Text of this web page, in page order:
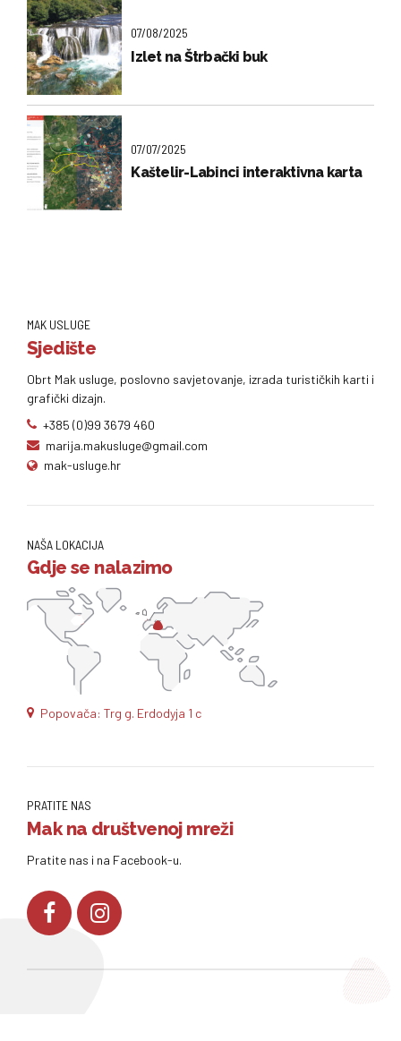
07/08/2025
Izlet na Štrbački buk
07/07/2025
Kaštelir-Labinci interaktivna karta
MAK USLUGE
Sjedište
Obrt Mak usluge, poslovno savjetovanje, izrada turističkih karti i
grafički dizajn.
+385 (0)99 3679 460
marija.makusluge@gmail.com
mak-usluge.hr
NAŠA LOKACIJA
Gdje se nalazimo
Popovača: Trg g. Erdodyja 1 c
PRATITE NAS
Mak na društvenoj mreži
Pratite nas i na Facebook-u.